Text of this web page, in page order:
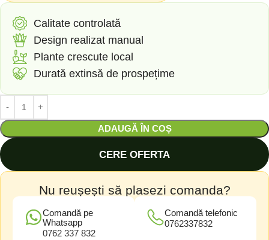
Calitate controlată
Design realizat manual
Plante crescute local
Durată extinsă de prospețime
ADAUGĂ ÎN COȘ
CERE OFERTA
Nu reușești să plasezi comanda?
Comandă pe
Whatsapp
0762 337 832
Comandă telefonic
0762337832